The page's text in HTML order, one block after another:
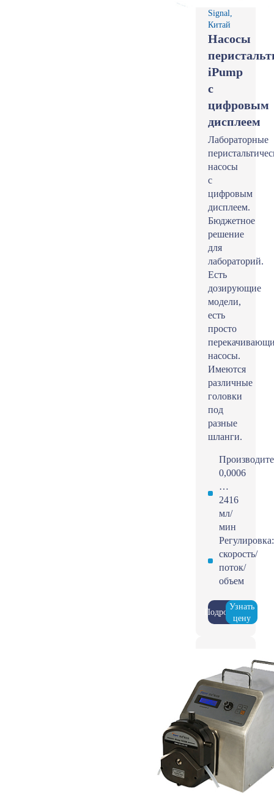
Signal,
Китай
Насосы
iPump
с
цифровым
дисплеем
Лабораторные
насосы
с
цифровым
дисплеем.
Бюджетное
решение
для
лабораторий.
Есть
дозирующие
модели,
есть
просто
насосы.
Имеются
различные
головки
под
разные
шланги.
0,0006
…
2416
мл/
мин
Регулировка:
скорость/
поток/
объем
Подробнее
Узнать
цену